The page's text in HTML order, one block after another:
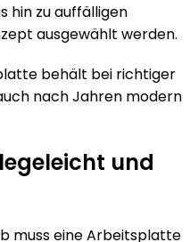
hin zu auffälligen
ausgewählt werden.
behält bei richtiger
nach Jahren modern
und
muss eine Arbeitsplatte